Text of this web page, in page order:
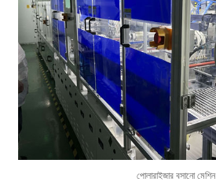
পোলারাইজার বসানো মেশিন